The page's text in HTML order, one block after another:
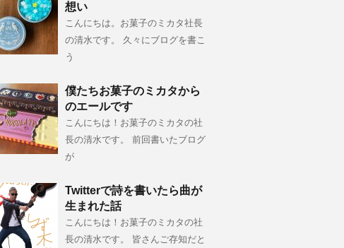
想い
こんにちは。お菓子のミカタ社長
の清水です。 久々にブログを書こ
う
僕たちお菓子のミカタから
のエールです
こんにちは！お菓子のミカタの社
長の清水です。 前回書いたブログ
が
Twitterで詩を書いたら曲が
生まれた話
こんにちは！お菓子のミカタの社
長の清水です。 皆さんご存知だと